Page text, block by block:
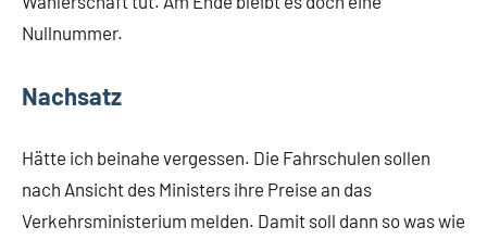
Nullnummer.
Nachsatz
Hätte ich beinahe vergessen. Die Fahrschulen sollen
nach Ansicht des Ministers ihre Preise an das
Verkehrsministerium melden. Damit soll dann so was wie